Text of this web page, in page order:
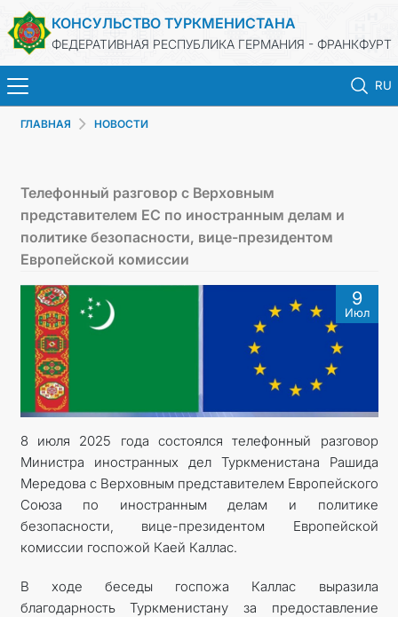
КОНСУЛЬСТВО ТУРКМЕНИСТАНА
ФЕДЕРАТИВНАЯ РЕСПУБЛИКА ГЕРМАНИЯ - ФРАНКФУРТ
RU
КОНТАКТНЫЕ ДАННЫЕ
ГЛАВНАЯ НОВОСТИ
Телефонный разговор с Верховным
представителем ЕС по иностранным делам и
политике безопасности, вице-президентом
Европейской комиссии
9
Июл
8 июля 2025 года состоялся телефонный разговор
Министра иностранных дел Туркменистана Рашида
Мередова с Верховным представителем Европейского
Союза по иностранным делам и политике
безопасности, вице-президентом Европейской
комиссии госпожой Каей Каллас.
В ходе беседы госпожа Каллас выразила
благодарность Туркменистану за предоставление